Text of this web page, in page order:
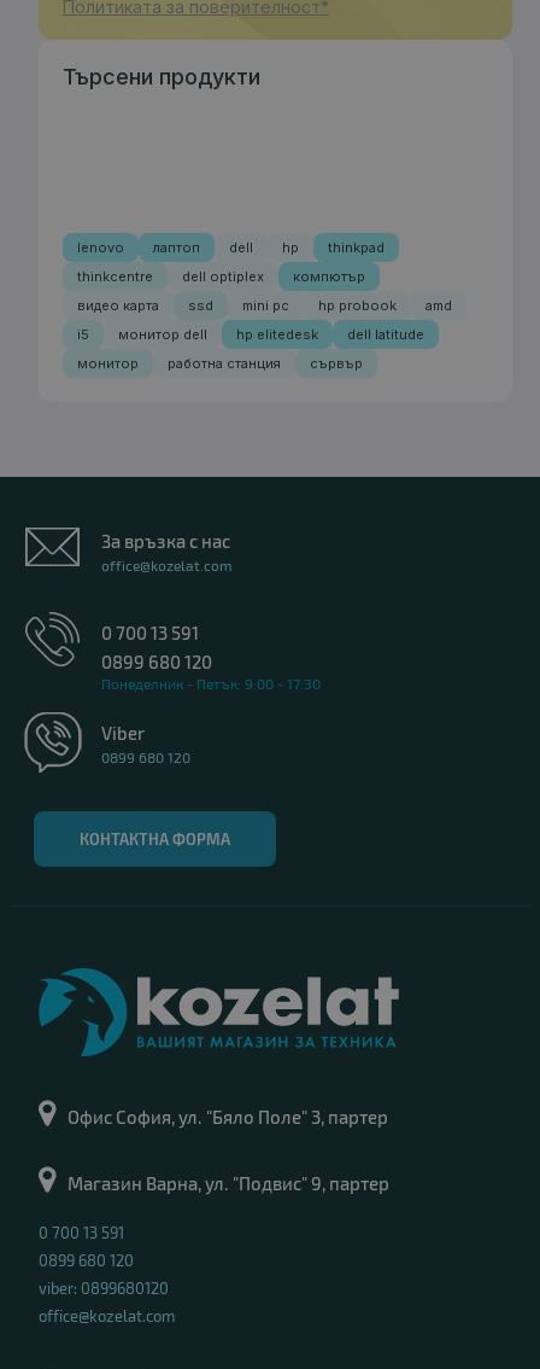
Политиката за поверителност*
Търсени продукти
lenovo лаптоп dell hp
thinkpad
thinkcentre
dell optiplex
компютър
видео карта
ssd mini pc hp probook
amd
i5
монитор dell hp elitedesk
dell latitude
монитор
работна станция сървър
За връзка с нас
office@kozelat.com
0 700 13 591
0899 680 120
Понеделник - Петък: 9:00 - 17:30
Viber
0899 680 120
КОНТАКТНА ФОРМА
Офис София, ул. "Бяло Поле" 3, партер
Магазин Варна, ул. "Подвис" 9, партер
0 700 13 591
0899 680 120
viber: 0899680120
office@kozelat.com